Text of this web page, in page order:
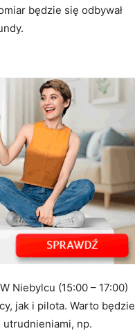
będzie się odbywał
Niebylcu (15:00 – 17:00)
jak i pilota. Warto będzie
np.